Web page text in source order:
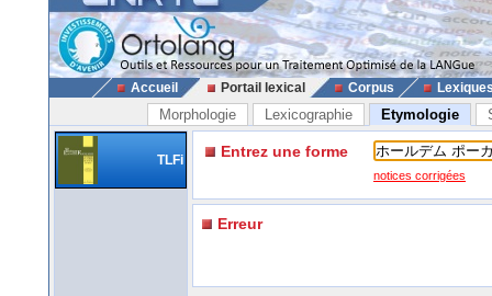
Accueil Portail lexical Corpus
Morphologie Lexicographie Etymologie
TLFi Entrez une forme
notices corrigées
Erreur